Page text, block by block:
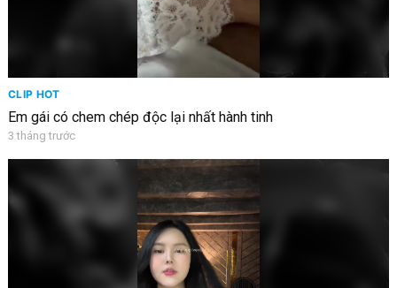
CLIP HOT
Em gái có chem chép độc lại nhất hành tinh
3 tháng trước